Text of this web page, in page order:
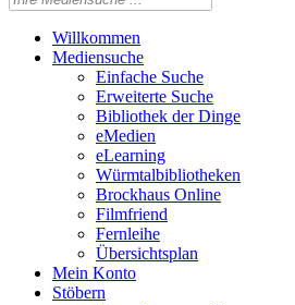
Willkommen
Mediensuche
Einfache Suche
Erweiterte Suche
Bibliothek der Dinge
eMedien
eLearning
Würmtalbibliotheken
Brockhaus Online
Filmfriend
Fernleihe
Übersichtsplan
Mein Konto
Stöbern